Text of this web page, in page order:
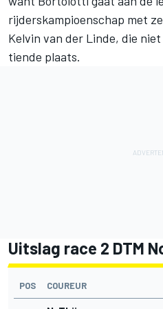
rijderskampioenschap met
Kelvin van der Linde, die
tiende plaats.
Uitslag race 2 DTM
POS COUREUR